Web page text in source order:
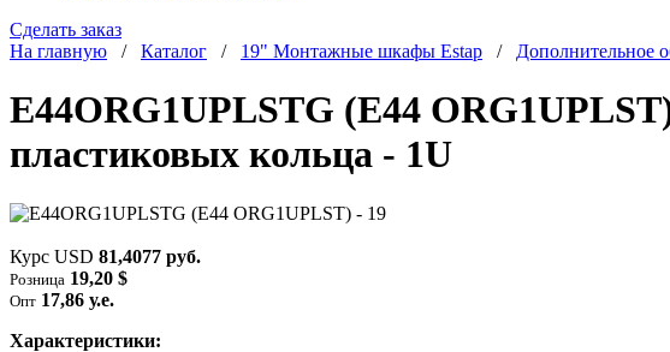
Сделать заказ
На главную / Каталог / 19" Монтажные шкафы Estap / Дополнительное
E44ORG1UPLSTG (E44
пластиковых кольца - 1U
Курс USD 81,4077 руб.
Розница 19,20 $
Опт 17,86 у.е.
Характеристики: